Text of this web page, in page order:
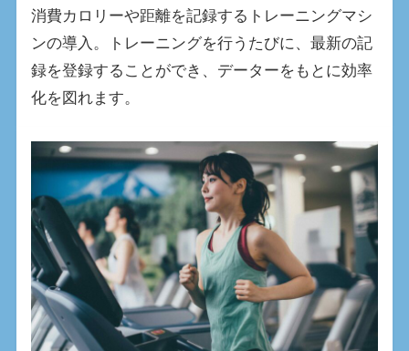
消費カロリーや距離を記録するトレーニングマシ
ンの導入。トレーニングを行うたびに、最新の記
録を登録することができ、データーをもとに効率
化を図れます。